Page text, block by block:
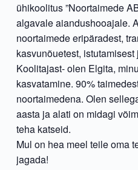
ühikoolitus ”Noortaimede
algavale aiandushooajale.
noortaimede eripäradest,
kasvunõuetest, istutamisest
Koolitajast- olen Elgita,
kasvatamine. 90%
noortaimedena. Olen
aasta ja alati on midagi
teha katseid.
Mul on hea meel teile oma
jagada!